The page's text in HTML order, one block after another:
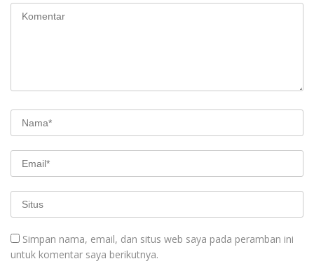
Simpan nama, email, dan situs web saya pada peramban ini
untuk komentar saya berikutnya.